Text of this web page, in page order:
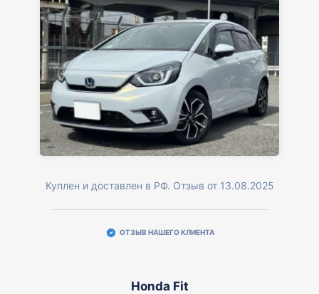
Куплен и доставлен в РФ. Отзыв от 13.08.2025
ОТЗЫВ НАШЕГО КЛИЕНТА
Honda Fit